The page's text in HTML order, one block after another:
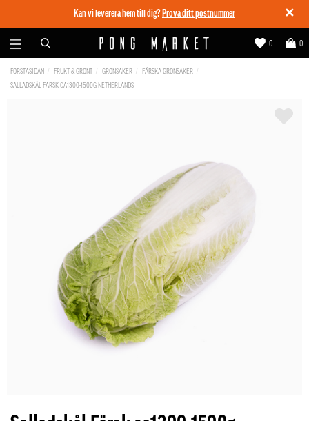
✕
Kan vi leverera hem till dig? Prova ditt postnummer
0
0
FÖRSTASIDAN FRUKT & GRÖNT GRÖNSAKER
FÄRSKA GRÖNSAKER
SALLADSKÅL FÄRSK CA1300-1500G NETHERLANDS